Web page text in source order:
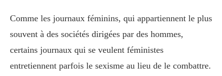
Comme les journaux féminins, qui appartiennent le plus
souvent à des sociétés dirigées par des hommes,
certains journaux qui se veulent féministes
entretiennent parfois le sexisme au lieu de le combattre.